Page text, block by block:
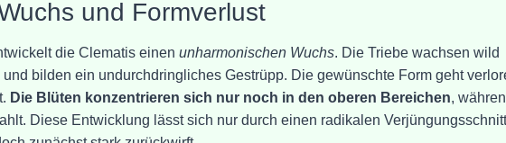
und Formverlust
die Clematis einen unharmonischen Wuchs. Die Triebe wachsen wild
bilden ein undurchdringliches Gestrüpp. Die gewünschte Form geht
Die Blüten konzentrieren sich nur noch in den oberen Bereichen,
Diese Entwicklung lässt sich nur durch einen radikalen Verjüngungsschnitt